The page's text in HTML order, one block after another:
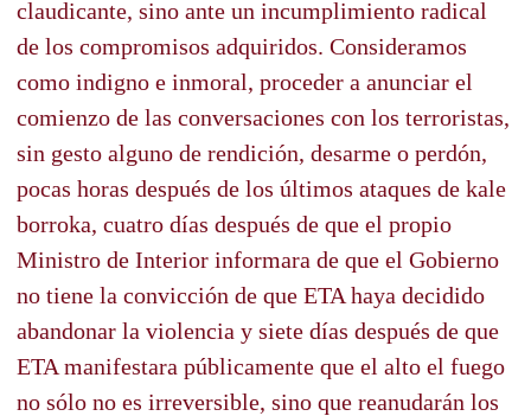
claudicante, sino ante un incumplimiento radical
de los compromisos adquiridos. Consideramos
como indigno e inmoral, proceder a anunciar el
comienzo de las conversaciones con los terroristas,
sin gesto alguno de rendición, desarme o perdón,
pocas horas después de los últimos ataques de kale
borroka, cuatro días después de que el propio
Ministro de Interior informara de que el Gobierno
no tiene la convicción de que ETA haya decidido
abandonar la violencia y siete días después de que
ETA manifestara públicamente que el alto el fuego
no sólo no es irreversible, sino que reanudarán los